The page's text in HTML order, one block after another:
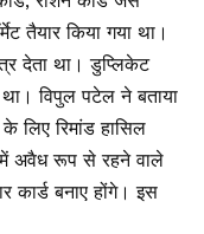
तैयार किया गया था।
देता था। डुप्लिकेट
था। विपुल पटेल ने बताया
लिए रिमांड हासिल
अवैध रूप से रहने वाले
कार्ड बनाए होंगे। इस